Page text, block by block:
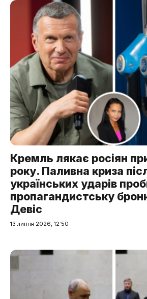
Кремль лякає росіян
року. Паливна криза
українських ударів
пропагандистську
Девіс
13 липня 2026, 12:50